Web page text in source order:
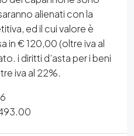
alienati con la
ed il cui valore è
in € 120,00 (oltre iva al
i diritti d’asta per i beni
iva al 22%.